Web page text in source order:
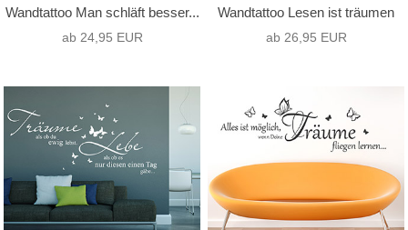
Wandtattoo Man schläft besser...
ab 24,95 EUR
Wandtattoo Lesen ist träumen
ab 26,95 EUR